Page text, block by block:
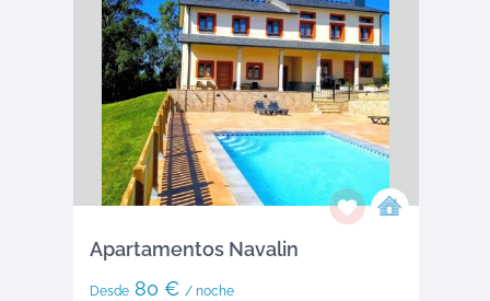
Apartamentos Navalin
Desde80 € / noche